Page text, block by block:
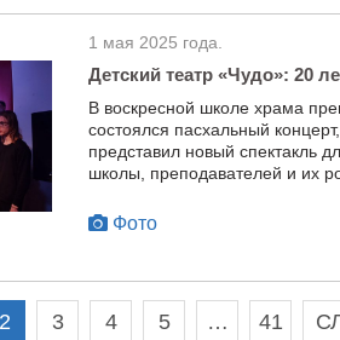
1 мая 2025 года.
Детский театр «Чудо»: 20
В воскресной школе храма
состоялся пасхальный
представил новый спектакль
школы, преподавателей и их
Фото
2 3 4 5 … 41